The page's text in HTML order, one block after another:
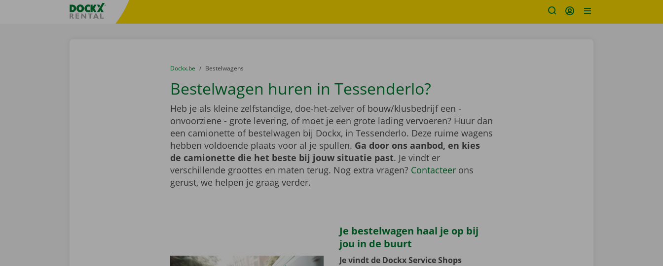
Taalselectie overslaanFratello DEMO
U bevindt zich hier:
van
Dockx.be naar
Bestelwagens
Bestelwagen huren in Tessenderlo?
Heb je als kleine zelfstandige, doe-het-zelver of bouw/klusbedrijf een -
onvoorziene - grote levering, of moet je een grote lading vervoeren? Huur dan
een camionette of bestelwagen bij Dockx, in Tessenderlo. Deze ruime wagens
hebben voldoende plaats voor al je spullen. Ga door ons aanbod, en kies
de camionette die het beste bij jouw situatie past. Je vindt er
verschillende groottes en maten terug. Nog extra vragen? Contacteerons
gerust, we helpen je graag verder.
Je bestelwagen haal je op bij
jou in de buurt
Je vindt de Dockx Service Shops